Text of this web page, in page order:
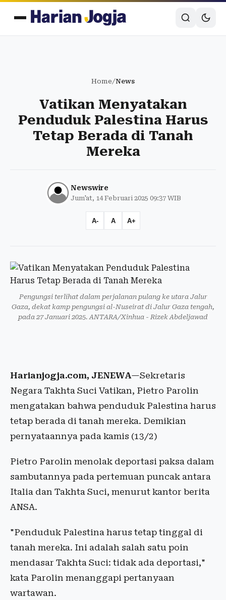
Home/News
Vatikan Menyatakan
Penduduk Palestina Harus
Tetap Berada di Tanah
Mereka
Newswire
Jum'at, 14 Februari 2025 09:37 WIB
A- A A+
Pengungsi terlihat dalam perjalanan pulang ke utara Jalur
Gaza, dekat kamp pengungsi al-Nuseirat di Jalur Gaza tengah,
pada 27 Januari 2025. ANTARA/Xinhua - Rizek Abdeljawad
Harianjogja.com, JENEWA—Sekretaris
Negara Takhta Suci Vatikan, Pietro Parolin
mengatakan bahwa penduduk Palestina harus
tetap berada di tanah mereka. Demikian
pernyataannya pada kamis (13/2)
Pietro Parolin menolak deportasi paksa dalam
sambutannya pada pertemuan puncak antara
Italia dan Takhta Suci, menurut kantor berita
ANSA.
"Penduduk Palestina harus tetap tinggal di
tanah mereka. Ini adalah salah satu poin
mendasar Takhta Suci: tidak ada deportasi,"
kata Parolin menanggapi pertanyaan
wartawan.